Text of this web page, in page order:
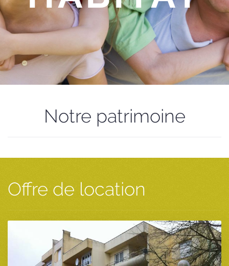
Notre patrimoine
Offre de location